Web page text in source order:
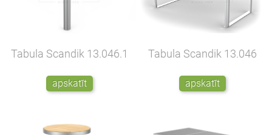
Tabula Scandik 13.046.1
apskatīt
Tabula Scandik 13.046
apskatīt